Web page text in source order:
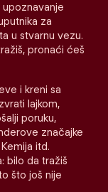
za
u stvarnu vezu.
pronaći ćeš
i kreni sa
lajkom,
poruku,
značajke
itd.
bilo da tražiš
što još nije